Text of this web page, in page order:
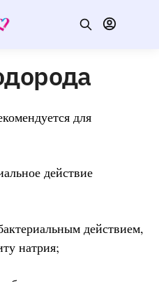
для
действие
действием,
натрия;